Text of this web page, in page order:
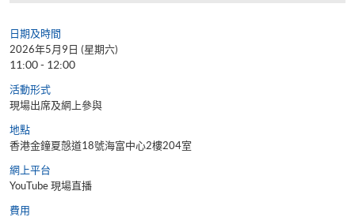
日期及時間
2026年5月9日 (星期六)
11:00 - 12:00
活動形式
現場出席及網上參與
地點
香港金鐘夏慤道18號海富中心2樓204室
網上平台
YouTube 現場直播
費用